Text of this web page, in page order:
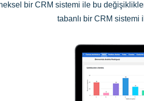
bir CRM sistemi ile bu
tabanlı bir CRM sistemi